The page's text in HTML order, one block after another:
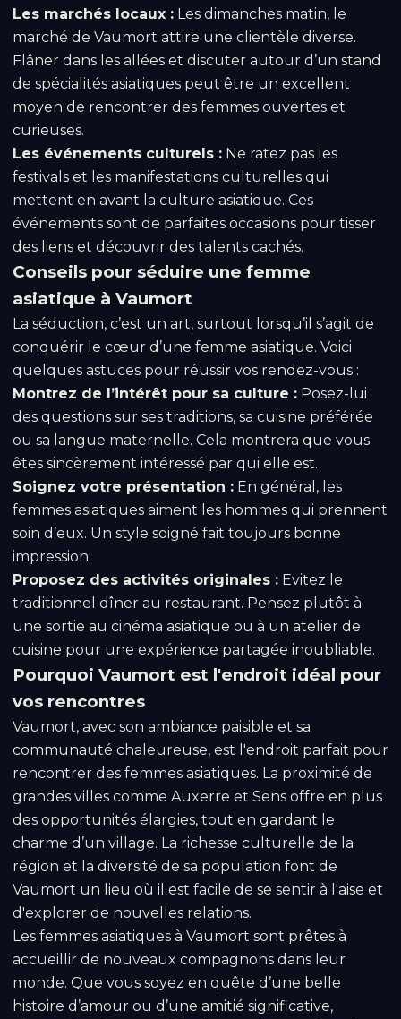
Les marchés locaux : Les dimanches matin, le
marché de Vaumort attire une clientèle diverse.
Flâner dans les allées et discuter autour d’un stand
de spécialités asiatiques peut être un excellent
moyen de rencontrer des femmes ouvertes et
curieuses.
Les événements culturels : Ne ratez pas les
festivals et les manifestations culturelles qui
mettent en avant la culture asiatique. Ces
événements sont de parfaites occasions pour tisser
des liens et découvrir des talents cachés.
Conseils pour séduire une femme
asiatique à Vaumort
La séduction, c’est un art, surtout lorsqu’il s’agit de
conquérir le cœur d’une femme asiatique. Voici
quelques astuces pour réussir vos rendez-vous :
Montrez de l’intérêt pour sa culture : Posez-lui
des questions sur ses traditions, sa cuisine préférée
ou sa langue maternelle. Cela montrera que vous
êtes sincèrement intéressé par qui elle est.
Soignez votre présentation : En général, les
femmes asiatiques aiment les hommes qui prennent
soin d’eux. Un style soigné fait toujours bonne
impression.
Proposez des activités originales : Evitez le
traditionnel dîner au restaurant. Pensez plutôt à
une sortie au cinéma asiatique ou à un atelier de
cuisine pour une expérience partagée inoubliable.
Pourquoi Vaumort est l'endroit idéal pour
vos rencontres
Vaumort, avec son ambiance paisible et sa
communauté chaleureuse, est l'endroit parfait pour
rencontrer des femmes asiatiques. La proximité de
grandes villes comme Auxerre et Sens offre en plus
des opportunités élargies, tout en gardant le
charme d’un village. La richesse culturelle de la
région et la diversité de sa population font de
Vaumort un lieu où il est facile de se sentir à l'aise et
d'explorer de nouvelles relations.
Les femmes asiatiques à Vaumort sont prêtes à
accueillir de nouveaux compagnons dans leur
monde. Que vous soyez en quête d’une belle
histoire d’amour ou d’une amitié significative,